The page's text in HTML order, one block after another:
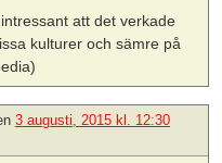
att det verkade
kulturer och sämre på
3 augusti, 2015 kl. 12:30